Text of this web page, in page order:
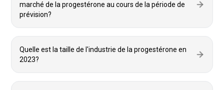
marché de la progestérone au cours de la période de
prévision?
Quelle est la taille de l'industrie de la progestérone en
2023?